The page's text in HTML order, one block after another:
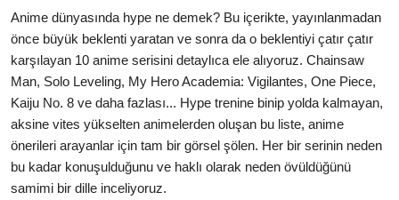
Genel
Anime Önerileri
Kore Dünyası
Anime Karakterleri
Anime
Anime dünyasında hype ne demek? Bu içerikte, yayınlanmadan
önce büyük beklenti yaratan ve sonra da o beklentiyi çatır çatır
karşılayan 10 anime serisini detaylıca ele alıyoruz. Chainsaw
Man, Solo Leveling, My Hero Academia: Vigilantes, One Piece,
Kaiju No. 8 ve daha fazlası... Hype trenine binip yolda kalmayan,
aksine vites yükselten animelerden oluşan bu liste, anime
önerileri arayanlar için tam bir görsel şölen. Her bir serinin neden
bu kadar konuşulduğunu ve haklı olarak neden övüldüğünü
samimi bir dille inceliyoruz.